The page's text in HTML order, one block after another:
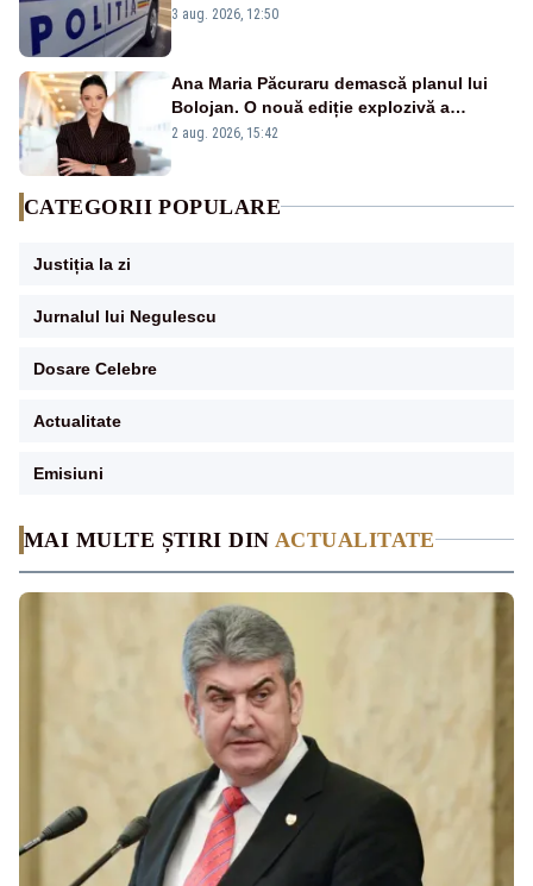
MAI MULTE ȘTIRI DIN ACTUALITATE
pornografie infantilă
3 aug. 2026, 12:50
Ana Maria Păcuraru demască planul lui
Bolojan. O nouă ediție explozivă a
emisiunii „Miza Zilei” la Realitatea PLUS
2 aug. 2026, 15:42
CATEGORII POPULARE
Justiția la zi
Jurnalul lui Negulescu
Dosare Celebre
Actualitate
Emisiuni